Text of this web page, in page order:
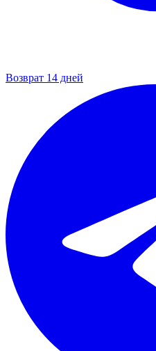
Возврат 14 дней